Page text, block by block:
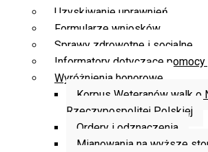
Uzyskiwanie uprawnień
Formularze wniosków
Sprawy zdrowotne i socjalne
Informatory dotyczące pomocy
Wyróżnienia honorowe
Korpus Weteranów walk o
Rzeczypospolitej Polskiej
Ordery i odznaczenia
Mianowania na wyższe